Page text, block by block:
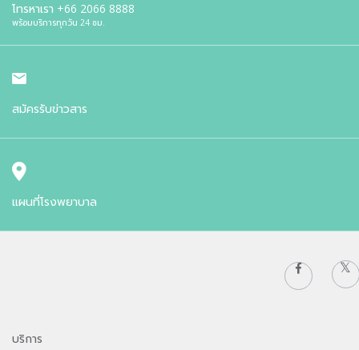
โทรหาเรา +66 2066 8888
พร้อมบริการทุกวัน 24 ชม.
สมัครรับข่าวสาร
แผนที่โรงพยาบาล
บริการ